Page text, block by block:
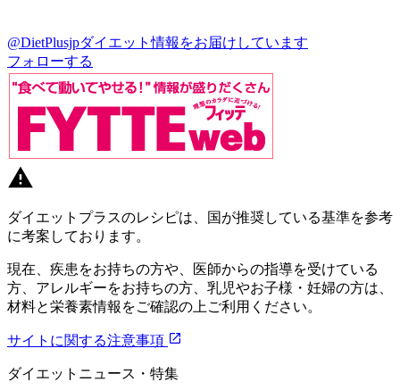
@DietPlusjpダイエット情報をお届けしています
フォローする
ダイエットプラスのレシピは、国が推奨している基準を参考
に考案しております。
現在、疾患をお持ちの方や、医師からの指導を受けている
方、アレルギーをお持ちの方、乳児やお子様・妊婦の方は、
材料と栄養素情報をご確認の上ご利用ください。
サイトに関する注意事項
ダイエットニュース・特集